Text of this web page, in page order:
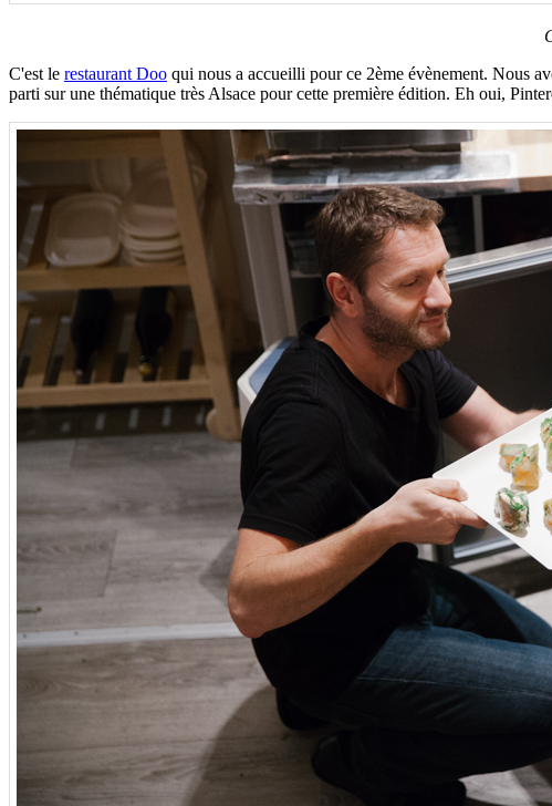
C'est le restaurant Doo qui nous a accueilli pour ce 2ème évènement. Nous
parti sur une thématique très Alsace pour cette première édition. Eh oui,